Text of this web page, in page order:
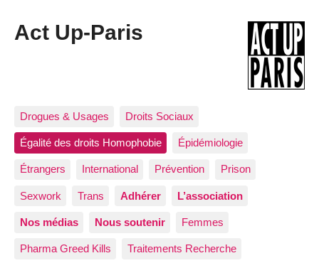
Act Up-Paris
Drogues & Usages Droits Sociaux
Égalité des droits Homophobie Épidémiologie
Étrangers International Prévention Prison
Sexwork Trans Adhérer L’association
Nos médias Nous soutenir Femmes
Pharma Greed Kills Traitements Recherche